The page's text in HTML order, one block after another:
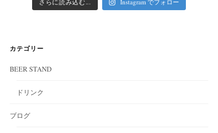
さらに読み込む... Instagram でフォロー
カテゴリー
BEER STAND
ドリンク
ブログ